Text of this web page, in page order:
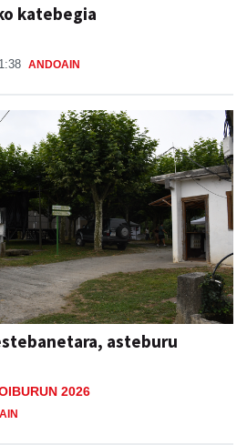
katebegia
ANDOAIN
asteburu
2026